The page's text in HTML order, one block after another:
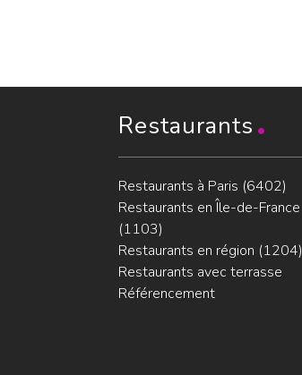
Restaurants
Restaurants à Paris (6402)
Restaurants en Île-de-France
(1103)
Restaurants en région (1204)
Restaurants avec terrasse
Référencement